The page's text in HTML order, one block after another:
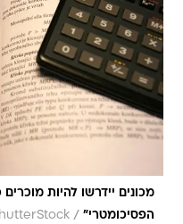
מכונים יידרשו להיות
הפסיכומטרי" /